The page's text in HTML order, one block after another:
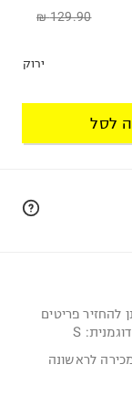
129.90 ₪
ירוק
לסל
להחזיר פריטים
לראשונה